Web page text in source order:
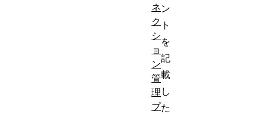
ン
ト
を
記
載
し
た
ネ
ク
シ
ョ
ン
管
理
プ